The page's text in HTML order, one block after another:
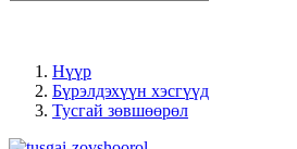
Нүүр
Бүрэлдэхүүн хэсгүүд
Тусгай зөвшөөрөл